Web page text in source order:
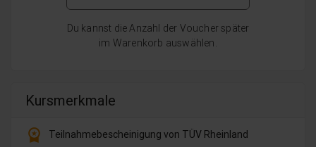
Du kannst die Anzahl der Voucher später
im Warenkorb auswählen.
Kursmerkmale
workspace_premium
Teilnahmebescheinigung von TÜV Rheinland